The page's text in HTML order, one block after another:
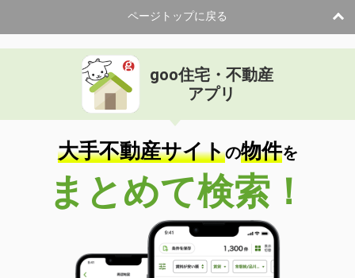
使用面積 146.88m²
群馬県太田市新井町
価 格
54.34万円
住 所
群馬県太田市新井町
物件種別 貸事務所
使用面積
204.05m²
群馬県前橋市岩神町３丁目
価 格
9.40万円
群馬県前橋市岩神町３丁目
貸店舗・事務所
使用面積 37.91m²
ページトップに戻る
goo住宅・不動産
アプリ
大手不動産サイトの物件を
まとめて検索！